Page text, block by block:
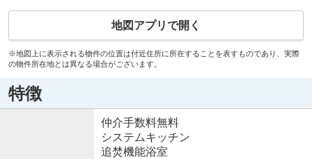
地図アプリで開く
※地図上に表示される物件の位置は付近住所に所在することを表すものであり、実際
の物件所在地とは異なる場合がございます。
特徴
仲介手数料無料
システムキッチン
追焚機能浴室